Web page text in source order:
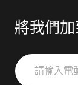
將我們
請
輸